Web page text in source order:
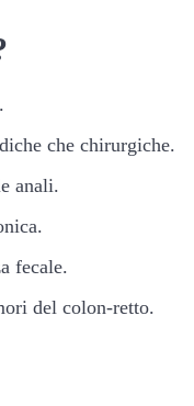
che chirurgiche.
anali.
fecale.
del colon-retto.